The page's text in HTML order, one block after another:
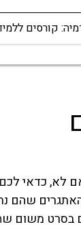
קורסים
את הסרט התיעודי ״17
שהם
בסרט משום